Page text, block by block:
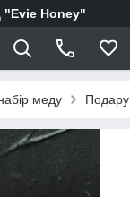
"Evie Honey"
меду